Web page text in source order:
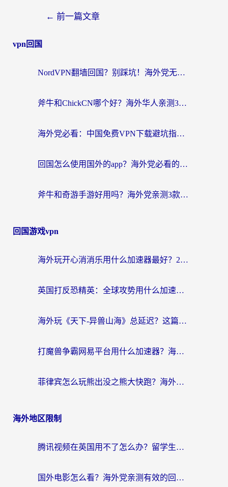
← 前一篇文章
vpn回国
NordVPN翻墙回国？别踩坑！海外党无缝访问国内资源的真实指南
斧牛和ChickCN哪个好？海外华人亲测3款回国加速器+免费试用攻略
海外党必看：中国免费VPN下载避坑指南 + 无缝访问国内资源的终极方案
回国怎么使用国外的app？海外党必看的无缝访问国内资源全攻略
斧牛和奇游手游好用吗？海外党亲测3款回国加速器，选对才能无缝刷国内资源
回国游戏vpn
海外玩开心消消乐用什么加速器最好？2026真实体验指南，告别延迟卡顿
英国打反恐精英：全球攻势用什么加速器？2026年实测有效的国服游戏加速指南
海外玩《天下-异兽山海》总延迟？这篇延迟加速器指南帮你告别卡顿（附日本玩Sky光·遇最高警戒解决方案）
打魔兽争霸网易平台用什么加速器？海外党亲测有效的国服游戏加速指南
菲律宾怎么玩熊出没之熊大快跑？海外党国服游戏加速终极攻略（附3款热门游戏实测）
海外地区限制
腾讯视频在英国用不了怎么办？留学生亲测有效的回国加速器指南
国外电影怎么看？海外党亲测有效的回国加速器选择指南